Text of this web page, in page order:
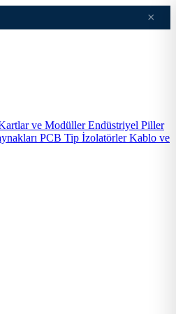
×
ve ModüllerEndüstriyel Piller
PCB Tip İzolatörlerKablo ve